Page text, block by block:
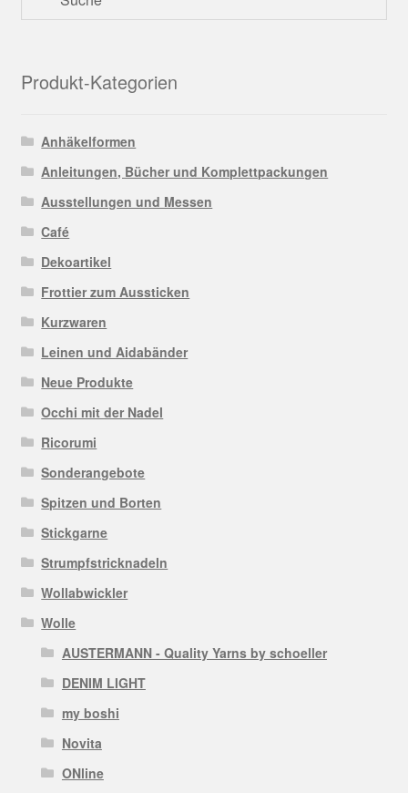
Produkt-Kategorien
Anhäkelformen
Anleitungen, Bücher und Komplettpackungen
Ausstellungen und Messen
Café
Dekoartikel
Frottier zum Aussticken
Kurzwaren
Leinen und Aidabänder
Neue Produkte
Occhi mit der Nadel
Ricorumi
Sonderangebote
Spitzen und Borten
Stickgarne
Strumpfstricknadeln
Wollabwickler
Wolle
AUSTERMANN - Quality Yarns by schoeller
DENIM LIGHT
my boshi
Novita
ONline